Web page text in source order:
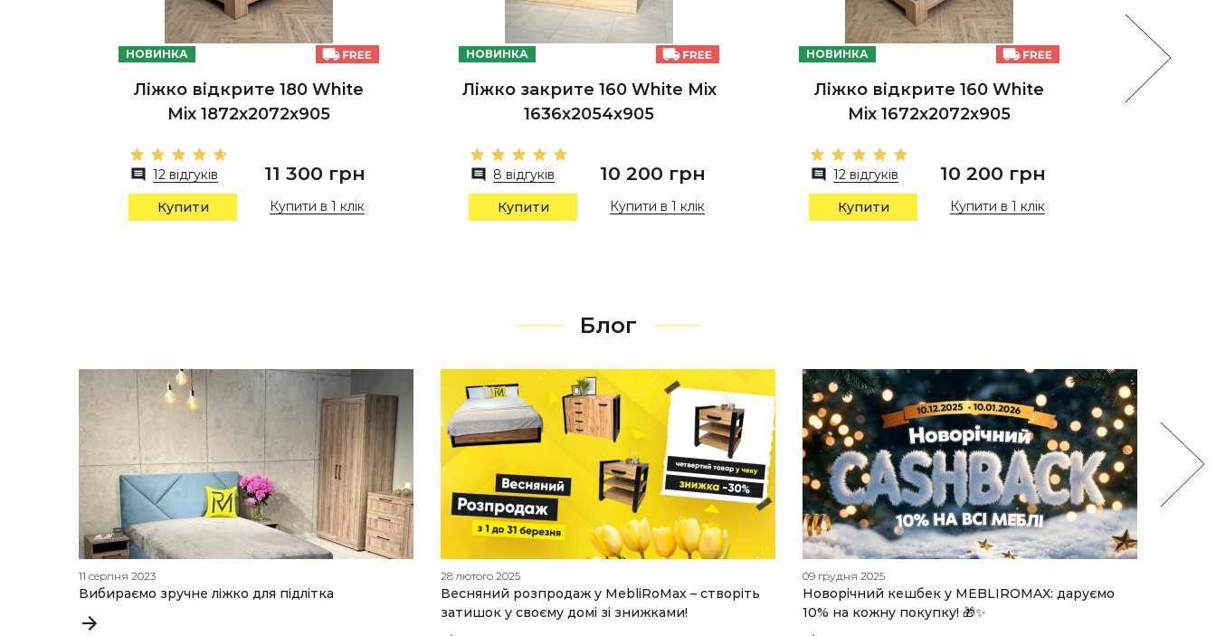
НОВИНКА
Ліжко відкрите 180 White
Mix 1872х2072х905
12 відгуків 11 300 грн
Купити Купити в 1 клік
НОВИНКА
Ліжко закрите 160 White Mix
1636х2054х905
8 відгуків 10 200 грн
Купити Купити в 1 клік
НОВИНКА
Ліжко відкрите 160 White
Mix 1672х2072х905
12 відгуків 10 200 грн
Купити Купити в 1 клік
НОВИНКА
Блог
11 серпня 2023
Вибираємо зручне ліжко для підлітка
28 лютого 2025
Весняний розпродаж у MebliRoMax – створіть
затишок у своєму домі зі знижками!
09 грудня 2025
Новорічний кешбек у MEBLIROMAX: даруємо
10% на кожну покупку! 🎁✨